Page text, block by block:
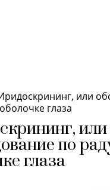
или
глаза
или
по
глаза